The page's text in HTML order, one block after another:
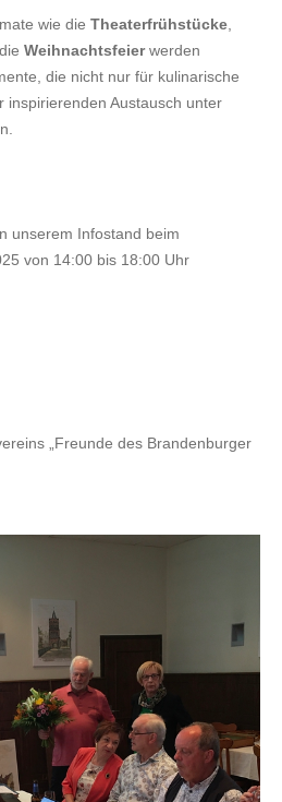
wie die Theaterfrühstücke
Weihnachtsfeierwerden
die nicht nur für kulinarische
inspirierenden Austausch unter
unserem Infostand beim
von 14:00 bis 18:00 Uhr
„Freunde des Brandenburger